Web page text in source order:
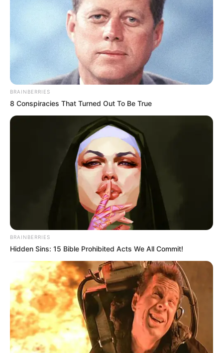
Das Geheimnis von
Omas Rote Rüben
Rezept
Wer erinnert sich nicht gern an Omas Küche?
Oft waren es einfache Zutaten, die mit viel
Liebe zubereitet wurden. Bei einem
klassischen Rote Rüben Rezept wie von Oma
wird Wert auf Natürlichkeit gelegt: frische
Rüben vom Markt, Kräuter aus dem Garten und
schonende Zubereitung.
Typisch für die traditionelle Küche ist:
Verwendung von regionalen Zutaten
Einfache Zubereitung ohne unnötige
Zusätze
Intensiver Geschmackdurch langsames
Kochen oder Schmoren
Das macht den besonderen Charme dieser
BRAINBERRIES
8 Conspiracies That Turned Out To Be True
BRAINBERRIES
Hidden Sins: 15 Bible Prohibited Acts We All Commit!